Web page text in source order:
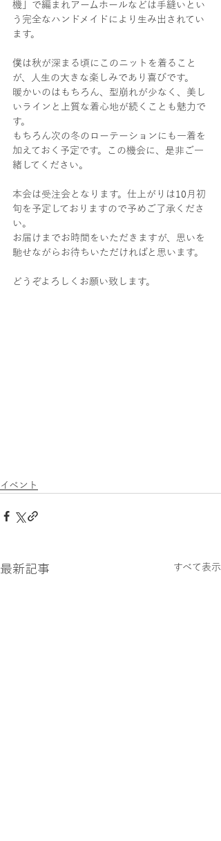
機」で編まれアームホールなどは手縫いとい
う完全なハンドメイドにより生み出されてい
ます。
僕は秋が深まる頃にこのニットを着ること
が、人生の大きな楽しみであり喜びです。
暖かいのはもちろん、型崩れが少なく、美し
いラインと上質な着心地が続くことも魅力で
す。
もちろん次の冬のローテーションにも一着を
加えておく予定です。この機会に、是非ご一
緒してください。
本会は受注会となります。仕上がりは10月初
旬を予定しておりますので予めご了承くださ
い。
お届けまでお時間をいただきますが、思いを
馳せながらお待ちいただければと思います。
どうぞよろしくお願い致します。
イベント
最新記事 すべて表示